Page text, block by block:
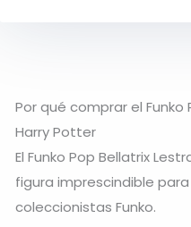
Por qué comprar el Funko
Harry Potter
El Funko Pop Bellatrix
figura imprescindible
coleccionistas Funko.